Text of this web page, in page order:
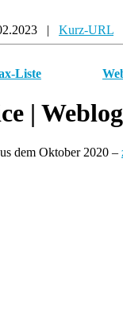
| Kurz-URL
Liste
| Weblog
dem Oktober 2020 –